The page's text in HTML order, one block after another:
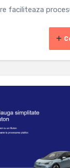
faciliteaza